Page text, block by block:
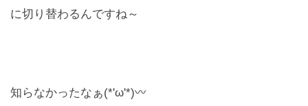
に切り替わるんですね～
知らなかったなぁ(*'ω'*)〰